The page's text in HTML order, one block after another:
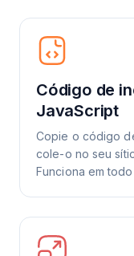
Código de
JavaScript
Copie o código
cole-o no seu
Funciona em